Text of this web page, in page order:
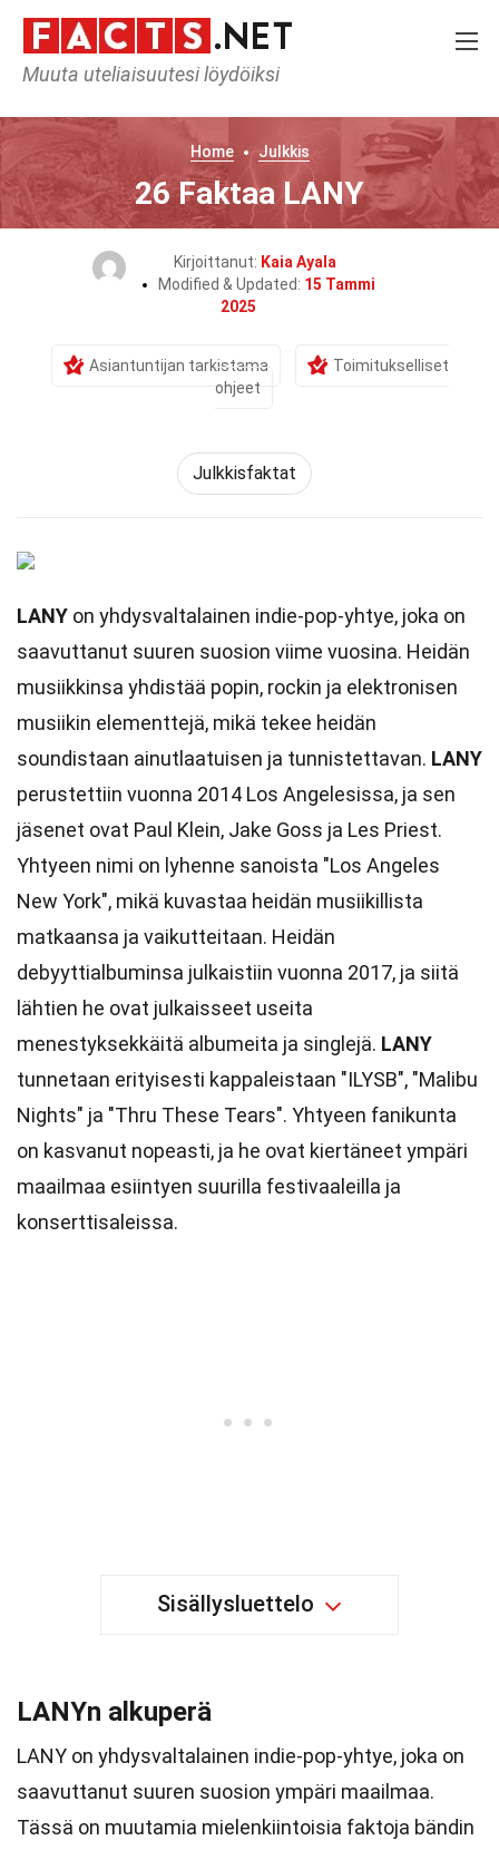
Muuta uteliaisuutesi löydöiksi
Home Julkkis
26 Faktaa LANY
Kirjoittanut: Kaia Ayala
Modified & Updated: 15 Tammi
2025
Asiantuntijan tarkistama
Toimitukselliset
ohjeet
Julkkisfaktat
LANY on yhdysvaltalainen indie-pop-yhtye, joka on
saavuttanut suuren suosion viime vuosina. Heidän
musiikkinsa yhdistää popin, rockin ja elektronisen
musiikin elementtejä, mikä tekee heidän
soundistaan ainutlaatuisen ja tunnistettavan. LANY
perustettiin vuonna 2014 Los Angelesissa, ja sen
jäsenet ovat Paul Klein, Jake Goss ja Les Priest.
Yhtyeen nimi on lyhenne sanoista "Los Angeles
New York", mikä kuvastaa heidän musiikillista
matkaansa ja vaikutteitaan. Heidän
debyyttialbuminsa julkaistiin vuonna 2017, ja siitä
lähtien he ovat julkaisseet useita
menestyksekkäitä albumeita ja singlejä. LANY
tunnetaan erityisesti kappaleistaan "ILYSB", "Malibu
Nights" ja "Thru These Tears". Yhtyeen fanikunta
on kasvanut nopeasti, ja he ovat kiertäneet ympäri
maailmaa esiintyen suurilla festivaaleilla ja
konserttisaleissa.
Sisällysluettelo
LANYn alkuperä
LANY on yhdysvaltalainen indie-pop-yhtye, joka on
saavuttanut suuren suosion ympäri maailmaa.
Tässä on muutamia mielenkiintoisia faktoja bändin